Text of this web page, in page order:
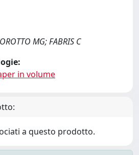
MG; FABRIS C
in volume
a questo prodotto.